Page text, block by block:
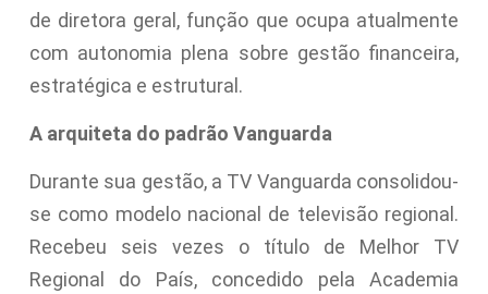
de diretora geral, função que ocupa atualmente
com autonomia plena sobre gestão financeira,
estratégica e estrutural.
A arquiteta do padrão Vanguarda
Durante sua gestão, a TV Vanguarda consolidou-
se como modelo nacional de televisão regional.
Recebeu seis vezes o título de Melhor TV
Regional do País, concedido pela Academia